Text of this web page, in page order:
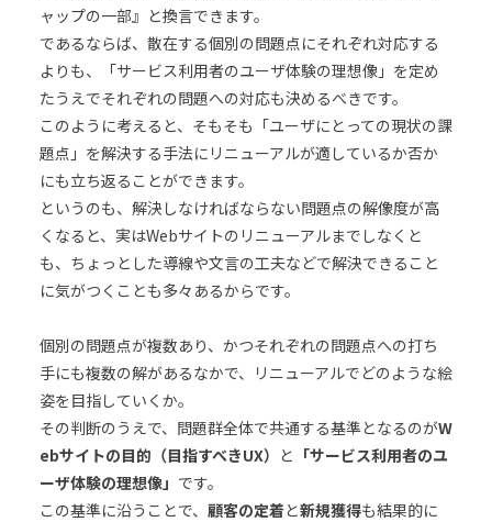
ャップの一部』と換言できます。
であるならば、散在する個別の問題点にそれぞれ対応する
よりも、「サービス利用者のユーザ体験の理想像」を定め
たうえでそれぞれの問題への対応も決めるべきです。
このように考えると、そもそも「ユーザにとっての現状の課
題点」を解決する手法にリニューアルが適しているか否か
にも立ち返ることができます。
というのも、解決しなければならない問題点の解像度が高
くなると、実はWebサイトのリニューアルまでしなくと
も、ちょっとした導線や文言の工夫などで解決できること
に気がつくことも多々あるからです。
個別の問題点が複数あり、かつそれぞれの問題点への打ち
手にも複数の解があるなかで、リニューアルでどのような絵
姿を目指していくか。
その判断のうえで、問題群全体で共通する基準となるのがW
ebサイトの目的（目指すべきUX） と 「サービス利用者のユ
ーザ体験の理想像」 です。
この基準に沿うことで、 顧客の定着と新規獲得も結果的に